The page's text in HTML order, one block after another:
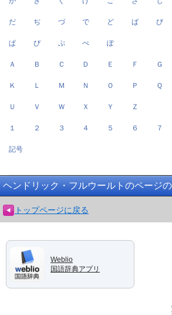
だ ぢ づ で ど ば び
ぱ ぴ ぷ ぺ ぽ
Ａ Ｂ Ｃ Ｄ Ｅ Ｆ Ｇ
Ｋ Ｌ Ｍ Ｎ Ｏ Ｐ Ｑ
Ｕ Ｖ Ｗ Ｘ Ｙ Ｚ
１ ２ ３ ４ ５ ６ ７
記号
ヘンドリック・フルウールトのページ
トップページに戻る
Weblio
国語辞典アプリ